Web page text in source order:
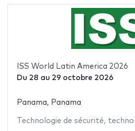
ISS World Latin America 2026
Du 28 au 29 octobre 2026
Panama, Panama
Technologie de sécurité,